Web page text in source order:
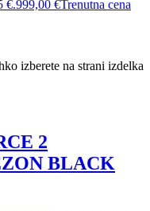
€.999,00 €Trenutna cena
izberete na strani izdelka
2
BLACK